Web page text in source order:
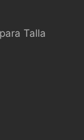
Talla